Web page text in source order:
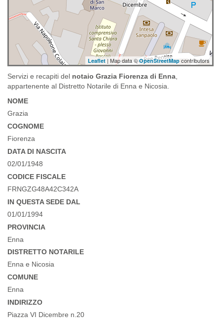
Leaflet| Map data ©OpenStreetMap contributors
Servizi e recapiti del notaio Grazia Fiorenza di Enna
appartenente al Distretto Notarile di Enna e Nicosia.
NOME
Grazia
COGNOME
Fiorenza
DATA DI NASCITA
02/01/1948
CODICE FISCALE
FRNGZG48A42C342A
IN QUESTA SEDE DAL
01/01/1994
PROVINCIA
Enna
DISTRETTO NOTARILE
Enna e Nicosia
COMUNE
Enna
INDIRIZZO
Piazza VI Dicembre n.20